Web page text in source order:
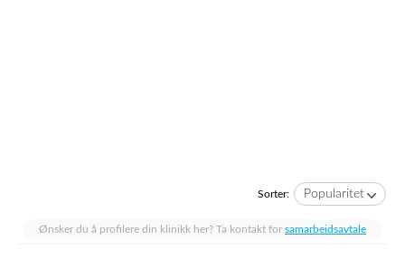
Sorter: Popularitet
Ønsker du å profilere din klinikk her? Ta kontakt for samarbeidsavtale